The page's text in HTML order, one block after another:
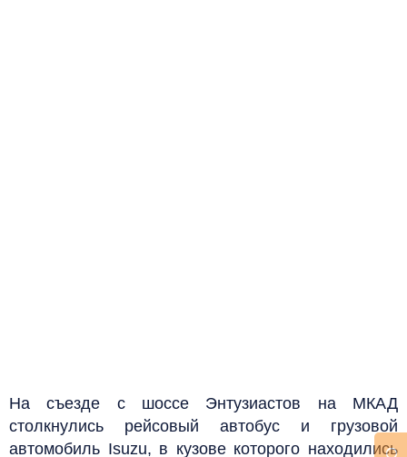
На съезде с шоссе Энтузиастов на МКАД
столкнулись рейсовый автобус и грузовой
автомобиль Isuzu, в кузове которого находились